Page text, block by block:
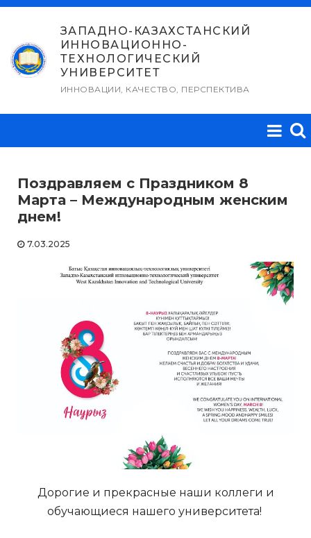
Перейти
содержимому
ЗАПАДНО-КАЗАХСТАНСКИЙ
ИННОВАЦИОННО-
ТЕХНОЛОГИЧЕСКИЙ
УНИВЕРСИТЕТ
ИННОВАЦИИ, КАЧЕСТВО, ПЕРСПЕКТИВА
Поздравляем с Праздником 8
Марта – Международным женским
днем!
7.03.2025
Дорогие и прекрасные наши коллеги и
обучающиеся нашего университета!